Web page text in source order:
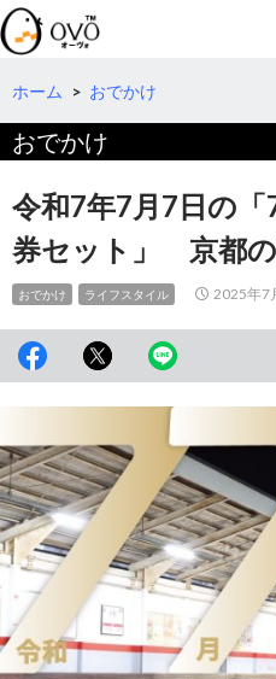
検
索
コ
テ
ツ
へ
動
ホーム > おでかけ
おでかけ
令和7年7月7日の
券セット」 京都
おでかけ ライフスタイル 2025年7